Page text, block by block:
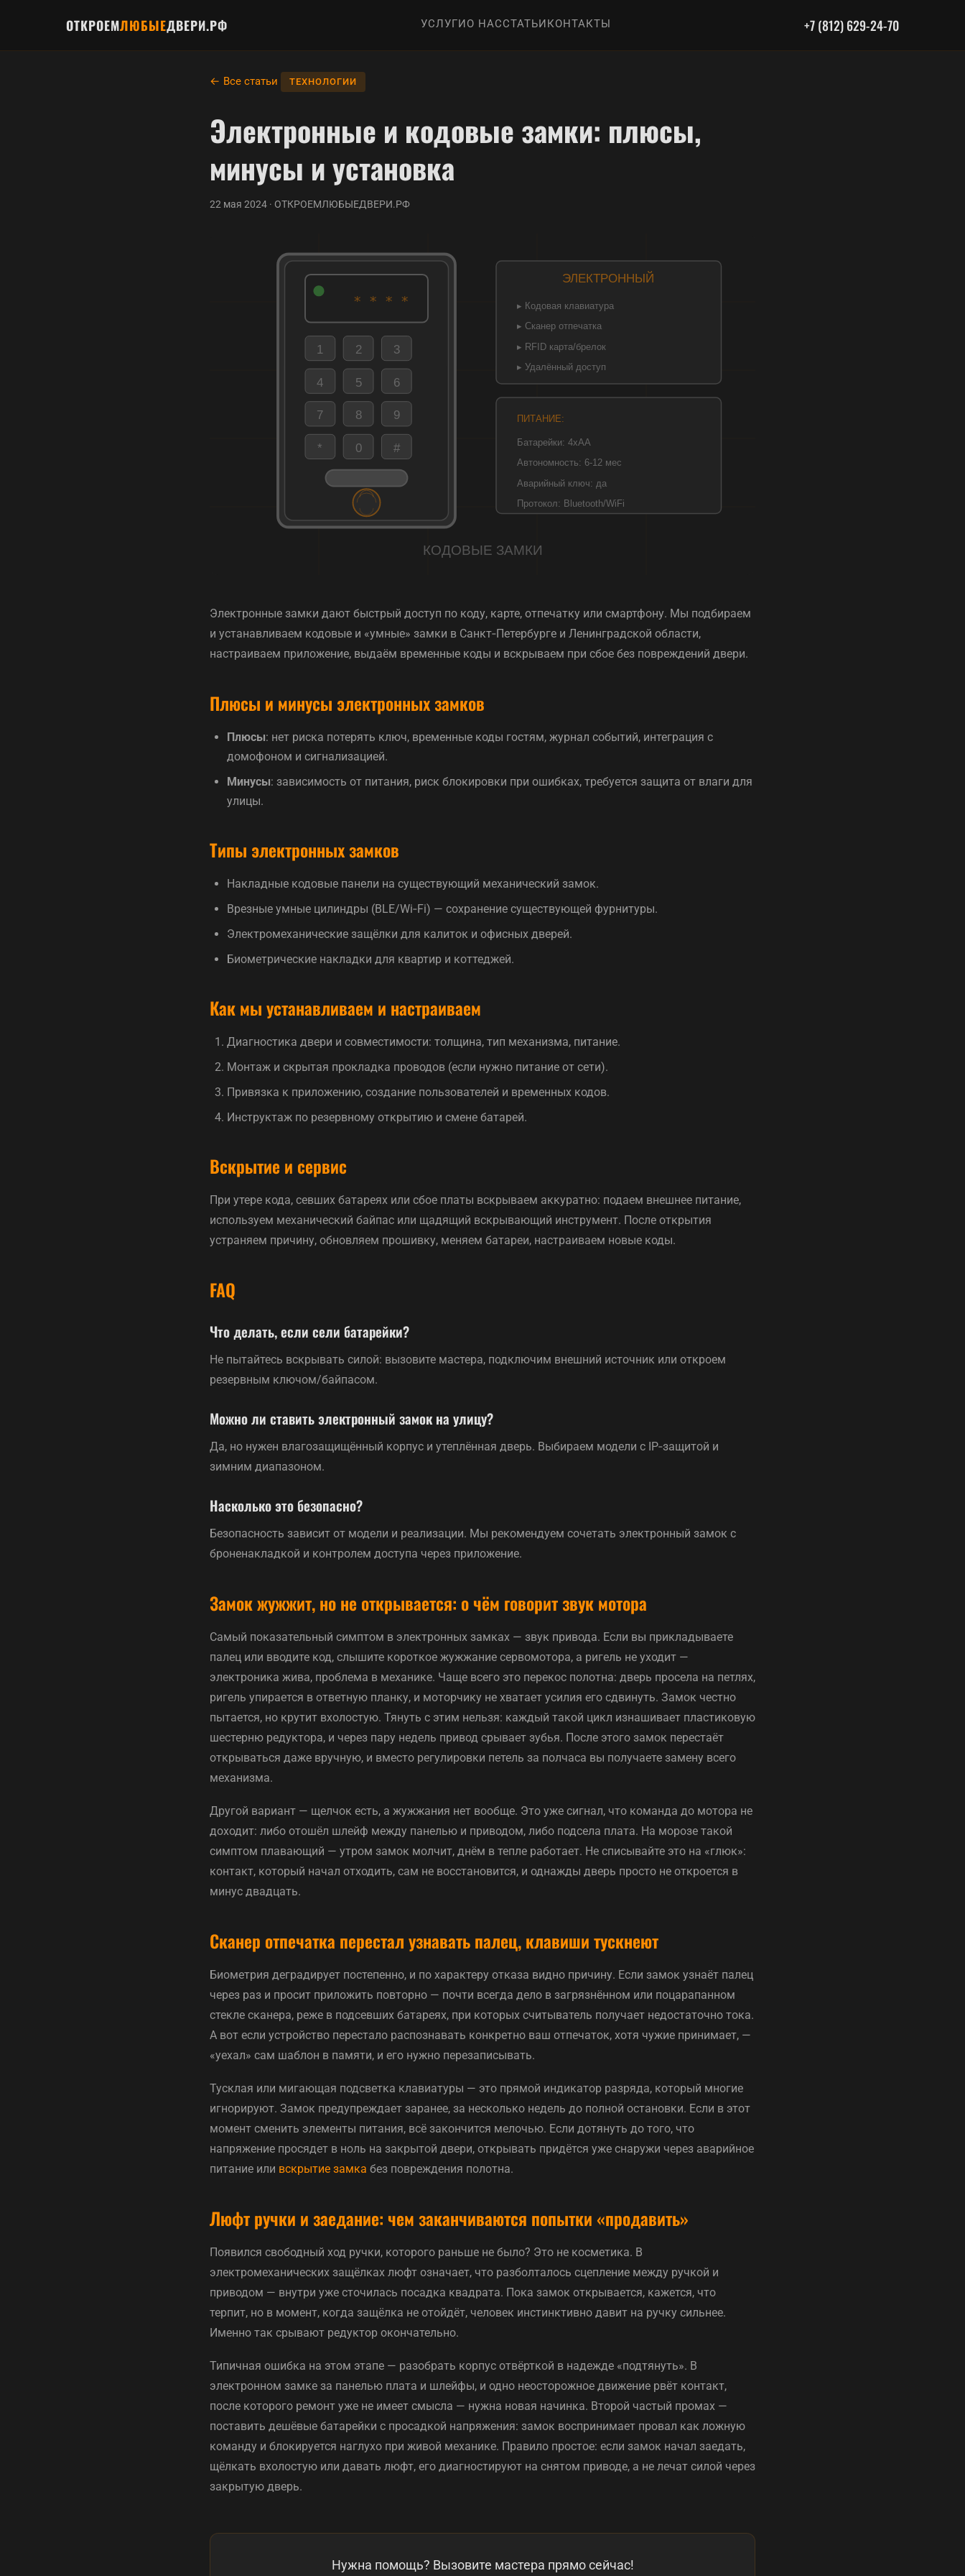
ОТКРОЕМЛЮБЫЕДВЕРИ.РФ УСЛУГИО НАССТАТЬИКОНТАКТЫ +7 (812) 629-24-70
← Все статьи ТЕХНОЛОГИИ
Электронные и кодовые замки: плюсы,
минусы и установка
22 мая 2024 · ОТКРОЕМЛЮБЫЕДВЕРИ.РФ
Электронные замки дают быстрый доступ по коду, карте, отпечатку или смартфону. Мы подбираем
и устанавливаем кодовые и «умные» замки в Санкт‑Петербурге и Ленинградской области,
настраиваем приложение, выдаём временные коды и вскрываем при сбое без повреждений двери.
Плюсы и минусы электронных замков
Плюсы: нет риска потерять ключ, временные коды гостям, журнал событий, интеграция с
домофоном и сигнализацией.
Минусы: зависимость от питания, риск блокировки при ошибках, требуется защита от влаги для
улицы.
Типы электронных замков
Накладные кодовые панели на существующий механический замок.
Врезные умные цилиндры (BLE/Wi‑Fi) — сохранение существующей фурнитуры.
Электромеханические защёлки для калиток и офисных дверей.
Биометрические накладки для квартир и коттеджей.
Как мы устанавливаем и настраиваем
Диагностика двери и совместимости: толщина, тип механизма, питание.
Монтаж и скрытая прокладка проводов (если нужно питание от сети).
Привязка к приложению, создание пользователей и временных кодов.
Инструктаж по резервному открытию и смене батарей.
Вскрытие и сервис
При утере кода, севших батареях или сбое платы вскрываем аккуратно: подаем внешнее питание,
используем механический байпас или щадящий вскрывающий инструмент. После открытия
устраняем причину, обновляем прошивку, меняем батареи, настраиваем новые коды.
FAQ
Что делать, если сели батарейки?
Не пытайтесь вскрывать силой: вызовите мастера, подключим внешний источник или откроем
резервным ключом/байпасом.
Можно ли ставить электронный замок на улицу?
Да, но нужен влагозащищённый корпус и утеплённая дверь. Выбираем модели с IP‑защитой и
зимним диапазоном.
Насколько это безопасно?
Безопасность зависит от модели и реализации. Мы рекомендуем сочетать электронный замок с
броненакладкой и контролем доступа через приложение.
Замок жужжит, но не открывается: о чём говорит звук мотора
Самый показательный симптом в электронных замках — звук привода. Если вы прикладываете
палец или вводите код, слышите короткое жужжание сервомотора, а ригель не уходит —
электроника жива, проблема в механике. Чаще всего это перекос полотна: дверь просела на петлях,
ригель упирается в ответную планку, и моторчику не хватает усилия его сдвинуть. Замок честно
пытается, но крутит вхолостую. Тянуть с этим нельзя: каждый такой цикл изнашивает пластиковую
шестерню редуктора, и через пару недель привод срывает зубья. После этого замок перестаёт
открываться даже вручную, и вместо регулировки петель за полчаса вы получаете замену всего
механизма.
Другой вариант — щелчок есть, а жужжания нет вообще. Это уже сигнал, что команда до мотора не
доходит: либо отошёл шлейф между панелью и приводом, либо подсела плата. На морозе такой
симптом плавающий — утром замок молчит, днём в тепле работает. Не списывайте это на «глюк»:
контакт, который начал отходить, сам не восстановится, и однажды дверь просто не откроется в
минус двадцать.
Сканер отпечатка перестал узнавать палец, клавиши тускнеют
Биометрия деградирует постепенно, и по характеру отказа видно причину. Если замок узнаёт палец
через раз и просит приложить повторно — почти всегда дело в загрязнённом или поцарапанном
стекле сканера, реже в подсевших батареях, при которых считыватель получает недостаточно тока.
А вот если устройство перестало распознавать конкретно ваш отпечаток, хотя чужие принимает, —
«уехал» сам шаблон в памяти, и его нужно перезаписывать.
Тусклая или мигающая подсветка клавиатуры — это прямой индикатор разряда, который многие
игнорируют. Замок предупреждает заранее, за несколько недель до полной остановки. Если в этот
момент сменить элементы питания, всё закончится мелочью. Если дотянуть до того, что
напряжение просядет в ноль на закрытой двери, открывать придётся уже снаружи через аварийное
питание или вскрытие замка без повреждения полотна.
Люфт ручки и заедание: чем заканчиваются попытки «продавить»
Появился свободный ход ручки, которого раньше не было? Это не косметика. В
электромеханических защёлках люфт означает, что разболталось сцепление между ручкой и
приводом — внутри уже сточилась посадка квадрата. Пока замок открывается, кажется, что
терпит, но в момент, когда защёлка не отойдёт, человек инстинктивно давит на ручку сильнее.
Именно так срывают редуктор окончательно.
Типичная ошибка на этом этапе — разобрать корпус отвёрткой в надежде «подтянуть». В
электронном замке за панелью плата и шлейфы, и одно неосторожное движение рвёт контакт,
после которого ремонт уже не имеет смысла — нужна новая начинка. Второй частый промах —
поставить дешёвые батарейки с просадкой напряжения: замок воспринимает провал как ложную
команду и блокируется наглухо при живой механике. Правило простое: если замок начал заедать,
щёлкать вхолостую или давать люфт, его диагностируют на снятом приводе, а не лечат силой через
закрытую дверь.
Нужна помощь? Вызовите мастера прямо сейчас!